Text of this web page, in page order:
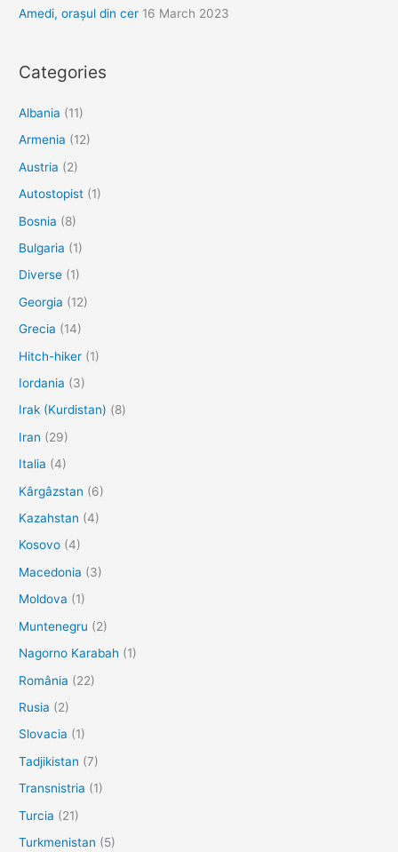
Amedi, orașul din cer 16 March 2023
Categories
Albania (11)
Armenia (12)
Austria (2)
Autostopist (1)
Bosnia (8)
Bulgaria (1)
Diverse (1)
Georgia (12)
Grecia (14)
Hitch-hiker (1)
Iordania (3)
Irak (Kurdistan) (8)
Iran (29)
Italia (4)
Kârgâzstan (6)
Kazahstan (4)
Kosovo (4)
Macedonia (3)
Moldova (1)
Muntenegru (2)
Nagorno Karabah (1)
România (22)
Rusia (2)
Slovacia (1)
Tadjikistan (7)
Transnistria (1)
Turcia (21)
Turkmenistan (5)